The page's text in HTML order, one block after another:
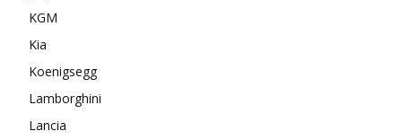
KGM
Kia
Koenigsegg
Lamborghini
Lancia